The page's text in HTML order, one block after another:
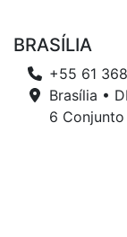
BRASÍLIA
+55 61
Brasília •
6